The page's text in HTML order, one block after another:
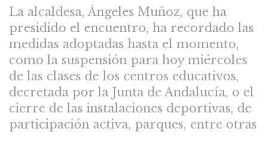
La alcaldesa, Ángeles Muñoz, que ha
presidido el encuentro, ha recordado las
medidas adoptadas hasta el momento,
como la suspensión para hoy miércoles
de las clases de los centros educativos,
decretada por la Junta de Andalucía, o el
cierre de las instalaciones deportivas, de
participación activa, parques, entre otras